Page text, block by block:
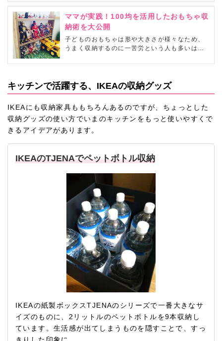
っていて踏んづけてしまったり。そんな経験を
お持ちの方も多いのではないでしょうか？お子
さまのお片付けがうまくできない原因は片付け
たくない気持ちだけでなく、もしかしたら収納
方...
ママが実践！100均を活用したおもちゃ収
納術を大公開
子どものおもちゃは形や大きさが様々なため、
うまく収納するのに一苦労という人も多いはず
お子さん自身でも片付けられる環境作りが大
リアに馴染みながら賢くおもちゃを収納する技
をご紹介します。
キッチンで活躍する、IKEAの収納グッズ
IKEAにも収納家具ももちろんあるのですが、ちょっとした
収納グッズの使い方でいまのキッチンをもっと使いやすくで
きるアイデアがあります。
IKEAのTJENAでペットボトル収納
IKEAの紙製ボックスTJENAのシリーズで一番大きなサ
イズのものに、2リットルのペットボトルを9本収納し
ています。生活感が出てしまうものを隠すことで、すっ
きりした印象に。